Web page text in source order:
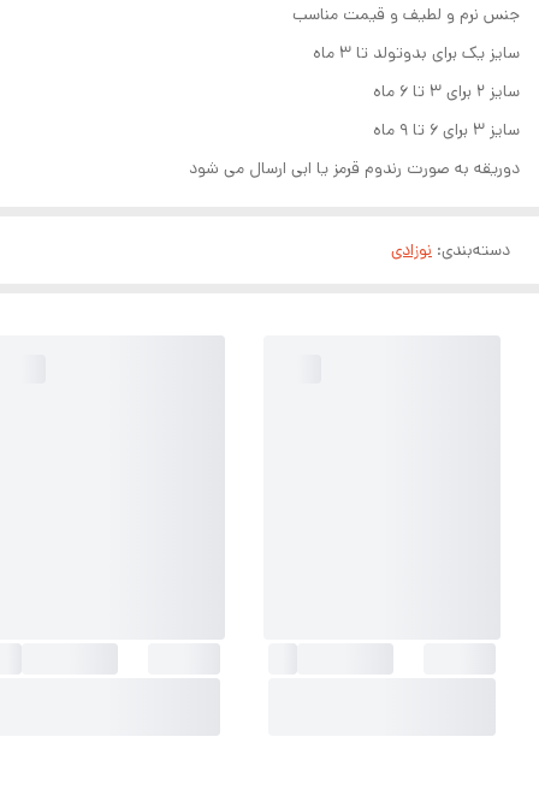
جنس نرم و لطیف و قیمت مناسب
سایز یک برای بدوتولد تا ۳ ماه
سایز ۲ برای ۳ تا ۶ ماه
سایز ۳ برای ۶ تا ۹ ماه
دوریقه به صورت رندوم قرمز یا ابی ارسال می شود
دسته‌بندی: نوزادی